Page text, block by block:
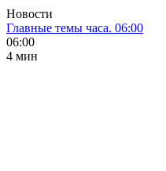
Новости
Главные темы часа. 06:00
06:00
4 мин